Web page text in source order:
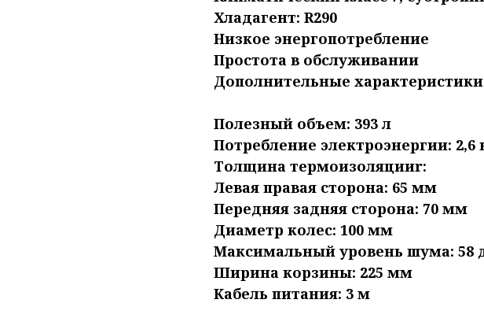
Хладагент: R290
Низкое энергопотребление
Простота в обслуживании
Дополнительные
Полезный объем: 393 л
Потребление электроэнергии: 2,6
Толщина термоизоляцииr:
Левая правая сторона: 65 мм
Передняя задняя сторона: 70 мм
Диаметр колес: 100 мм
Максимальный уровень шума: 58
Ширина корзины: 225 мм
Кабель питания: 3 м